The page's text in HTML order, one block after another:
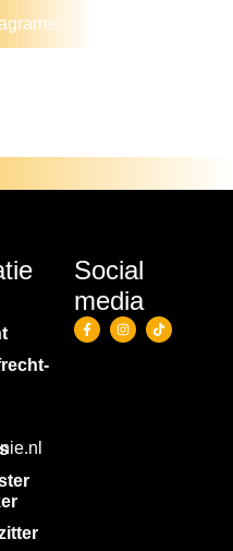
Social
media